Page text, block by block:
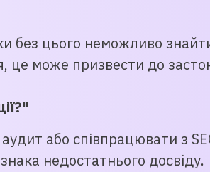
без цього неможливо
це може призвести до
або співпрацювати з
недостатнього досвіду.